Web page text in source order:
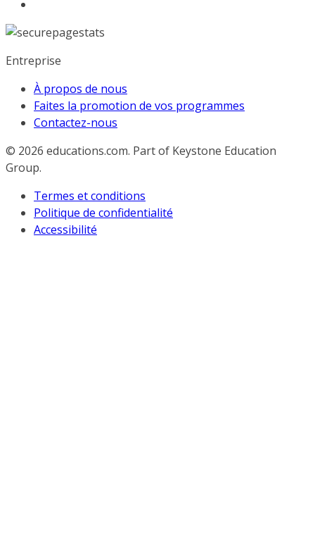
Entreprise
À propos de nous
Faites la promotion de vos programmes
Contactez-nous
© 2026 educations.com. Part of Keystone Education
Group.
Termes et conditions
Politique de confidentialité
Accessibilité